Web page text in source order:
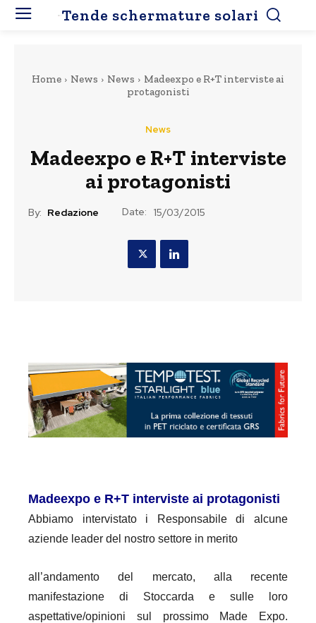
Tende schermature solari
Home News News
Madeexpo e R+T interviste ai
protagonisti
News
Madeexpo e R+T interviste
ai protagonisti
By: Redazione Date: 15/03/2015
Madeexpo e R+T interviste ai protagonisti
Abbiamo intervistato i Responsabile di alcune
aziende leader del nostro settore in merito
all’andamento del mercato, alla recente
manifestazione di Stoccarda e sulle loro
aspettative/opinioni sul prossimo Made Expo.